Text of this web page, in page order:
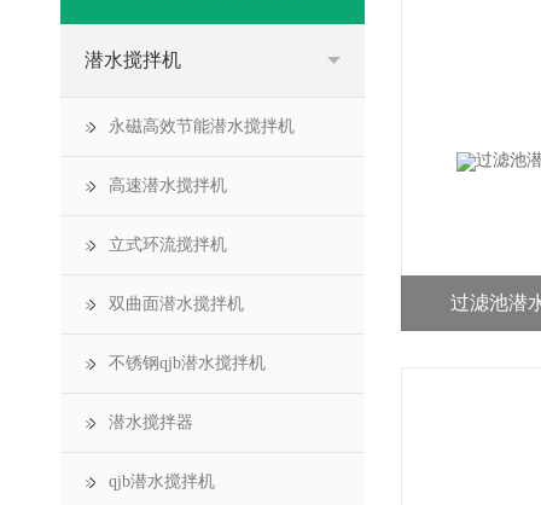
潜水搅拌机
永磁高效节能潜水搅拌机
高速潜水搅拌机
立式环流搅拌机
双曲面潜水搅拌机
不锈钢qjb潜水搅拌机
潜水搅拌器
qjb潜水搅拌机
过滤池潜